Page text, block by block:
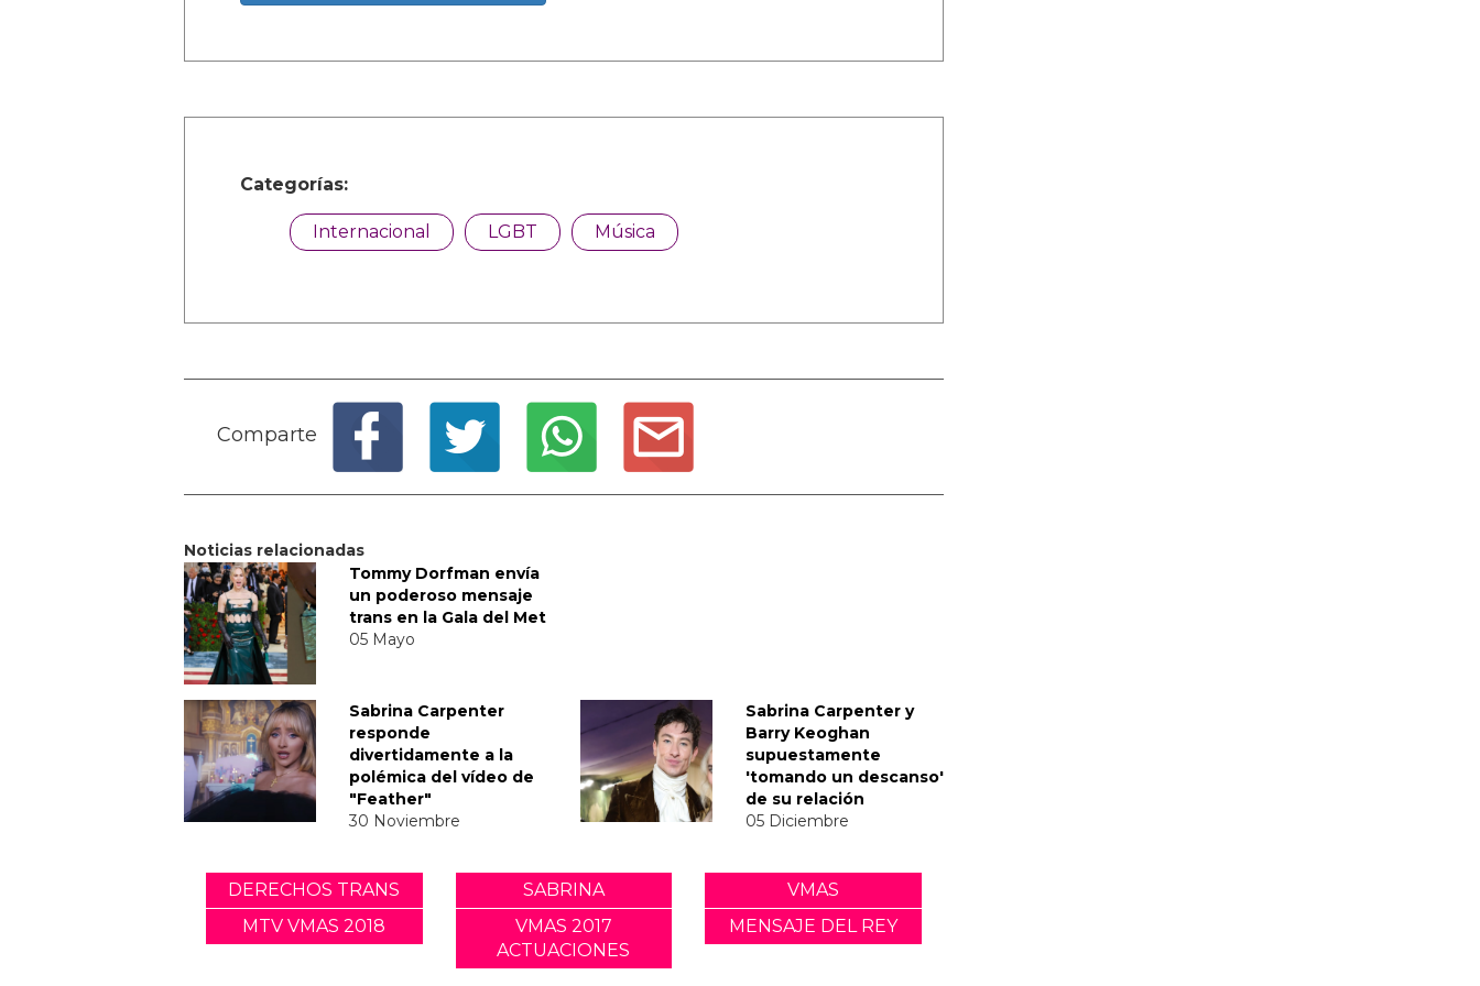
Categorías:
Internacional LGBT Música
Comparte
Noticias relacionadas
Tommy Dorfman envía
un poderoso mensaje
trans en la Gala del Met
05 Mayo
Sabrina Carpenter
responde
divertidamente a la
polémica del vídeo de
"Feather"
30 Noviembre
Sabrina Carpenter y
Barry Keoghan
supuestamente
'tomando un descanso'
de su relación
05 Diciembre
DERECHOS TRANS SABRINA
VMAS
MTV VMAS 2018
VMAS 2017
ACTUACIONES
MENSAJE DEL REY